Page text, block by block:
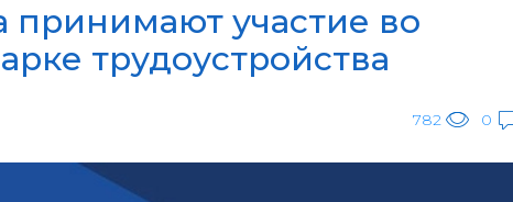
принимают участие во
трудоустройства
782 0